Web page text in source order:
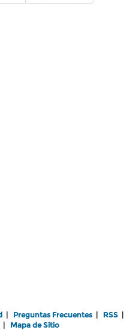
| Preguntas Frecuentes | RSS |
Mapa de Sitio